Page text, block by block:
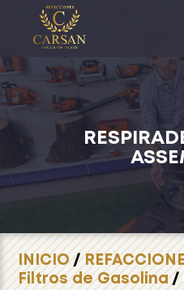
INICIO/
Filtros de Gasolina/